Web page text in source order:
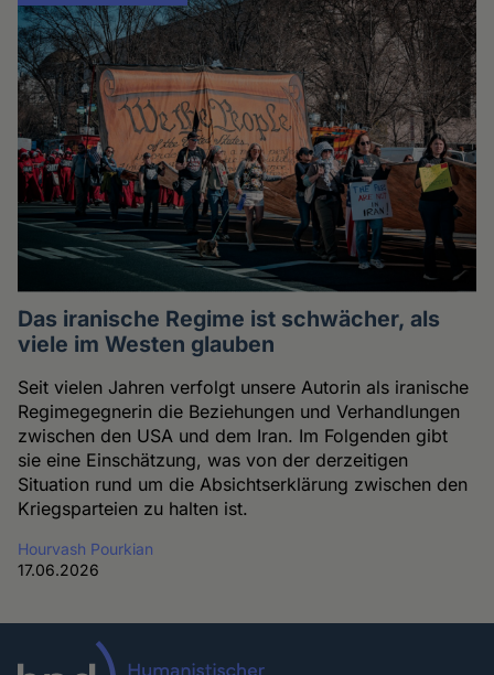
Das iranische Regime ist schwächer, als
viele im Westen glauben
Seit vielen Jahren verfolgt unsere Autorin als iranische
Regimegegnerin die Beziehungen und Verhandlungen
zwischen den USA und dem Iran. Im Folgenden gibt
sie eine Einschätzung, was von der derzeitigen
Situation rund um die Absichtserklärung zwischen den
Kriegsparteien zu halten ist.
Hourvash Pourkian
17.06.2026